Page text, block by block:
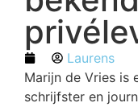
Laurens
Marijn de Vries is
schrijfster en